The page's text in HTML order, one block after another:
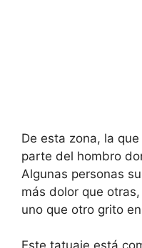
De esta zona, la
parte del hombro
Algunas personas
más dolor que
uno que otro grito